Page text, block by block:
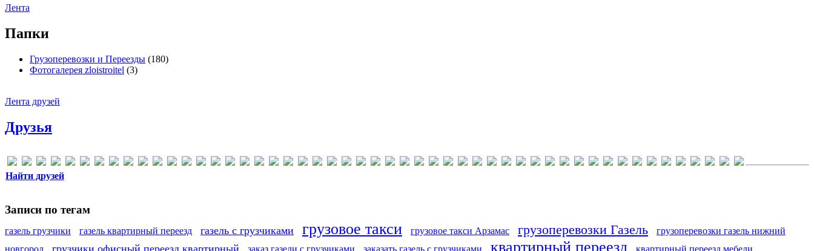
Лента
Папки
Грузоперевозки и Переезды (180)
Фотогалерея zloistroitel (3)
Лента друзей
Друзья
Найти друзей
Записи по тегам
газель грузчики газель квартирный переезд газель с грузчиками грузовое такси грузовое такси Арзамас грузоперевозки Газель
грузоперевозки газель нижний
новгород
грузчики офисный переезд квартирный заказ газели с грузчиками заказать газель с грузчиками квартирный переезд квартирный переезд мебели